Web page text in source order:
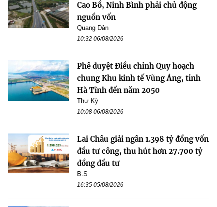
Cao Bồ, Ninh Bình phải chủ động
nguồn vốn
Quang Dân
10:32 06/08/2026
Phê duyệt Điều chỉnh Quy hoạch
chung Khu kinh tế Vũng Áng, tỉnh
Hà Tĩnh đến năm 2050
Thư Kỳ
10:08 06/08/2026
Lai Châu giải ngân 1.398 tỷ đồng vốn
đầu tư công, thu hút hơn 27.700 tỷ
đồng đầu tư
B.S
16:35 05/08/2026